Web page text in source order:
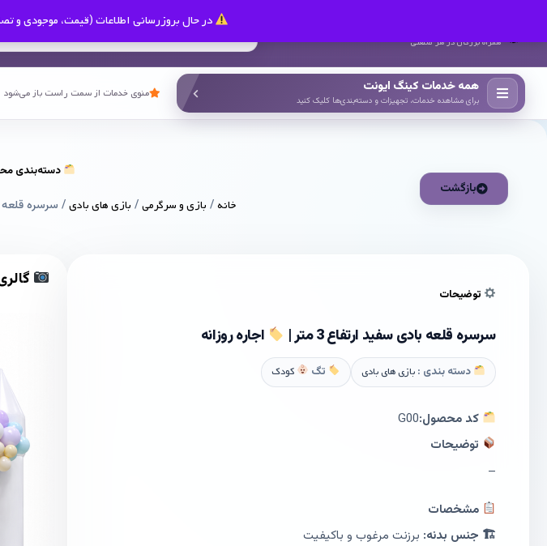
در حال بروزرسانی اطلاعات (قیمت، موجودی و
همراه بزرگان در هر صنعتی
همه خدمات کینگ ایونت
برای مشاهده خدمات، تجهیزات و دسته‌بندی‌ها کلیک کنید
منوی خدمات از سمت راست باز می‌شود
بازگشت
دسته‌بندی
خانه/ بازی و سرگرمی/ بازی های بادی/ سرسره قلعه
توضیحات
سرسره قلعه بادی سفید ارتفاع 3 متر | اجاره روزانه
دسته بندی :بازی های بادی تگ کودک
کد محصول:G00
توضیحات
–
مشخصات
🏗 جنس بدنه: برزنت مرغوب و باکیفیت